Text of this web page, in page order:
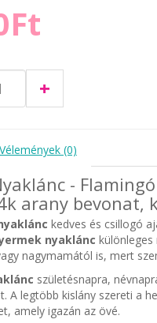
+
Vélemények (0)
-
arany bevonat,
kedves és csillogó
nyaklánc
nagymamától is, mert
születésnapra,
A legtöbb kislány szereti a
amely igazán az övé.